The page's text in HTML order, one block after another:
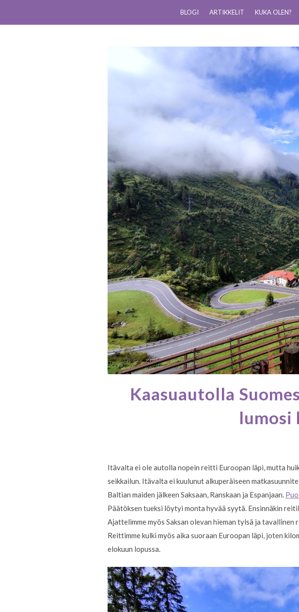
BLOGI ARTIKKELIT KUKA OLEN?
Kaasuautolla
lumosi
Itävalta ei ole autolla nopein reitti Euroopan läpi, mutta
seikkailun. Itävalta ei kuulunut alkuperäiseen
Baltian maiden jälkeen Saksaan, Ranskaan ja Espanjaan.
Päätöksen tueksi löytyi monta hyvää syytä. Ensinnäkin
Ajattelimme myös Saksan olevan hieman tylsä ja
Reittimme kulki myös aika suoraan Euroopan läpi, joten
elokuun lopussa.